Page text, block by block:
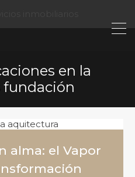
en la
fundación
alma: el Vapor